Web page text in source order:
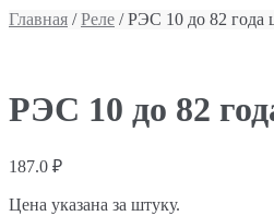
Главная /Реле / РЭС 10 до 82 года
РЭС 10 до 82
187.0 ₽
Цена указана за штуку.